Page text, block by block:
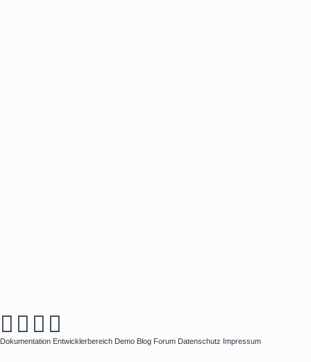
Dokumentation Entwicklerbereich Demo Blog Forum Datenschutz Impressum